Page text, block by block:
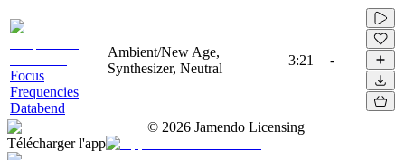
Focus
Frequencies
Databend
Ambient/New Age,
Synthesizer, Neutral
3:21 -
© 2026 Jamendo Licensing
Télécharger l'app